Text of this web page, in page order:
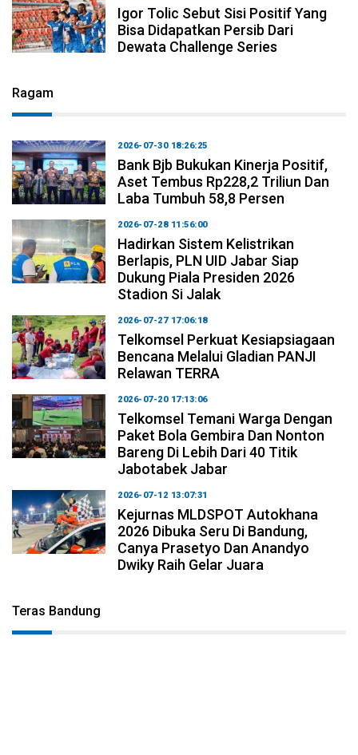
Igor Tolic Sebut Sisi Positif Yang
Bisa Didapatkan Persib Dari
Dewata Challenge Series
Ragam
2026-07-30 18:26:25
Bank Bjb Bukukan Kinerja Positif,
Aset Tembus Rp228,2 Triliun Dan
Laba Tumbuh 58,8 Persen
2026-07-28 11:56:00
Hadirkan Sistem Kelistrikan
Berlapis, PLN UID Jabar Siap
Dukung Piala Presiden 2026
Stadion Si Jalak
2026-07-27 17:06:18
Telkomsel Perkuat Kesiapsiagaan
Bencana Melalui Gladian PANJI
Relawan TERRA
2026-07-20 17:13:06
Telkomsel Temani Warga Dengan
Paket Bola Gembira Dan Nonton
Bareng Di Lebih Dari 40 Titik
Jabotabek Jabar
2026-07-12 13:07:31
Kejurnas MLDSPOT Autokhana
2026 Dibuka Seru Di Bandung,
Canya Prasetyo Dan Anandyo
Dwiky Raih Gelar Juara
Teras Bandung